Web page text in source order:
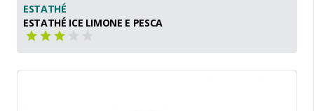
ESTATHÉ
ESTATHÉ ICE LIMONE E PESCA